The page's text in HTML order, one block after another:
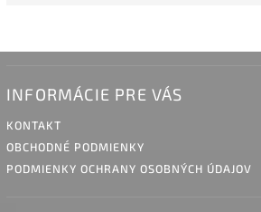
INFORMÁCIE PRE VÁS
KONTAKT
OBCHODNÉ PODMIENKY
PODMIENKY OCHRANY OSOBNÝCH ÚDAJOV